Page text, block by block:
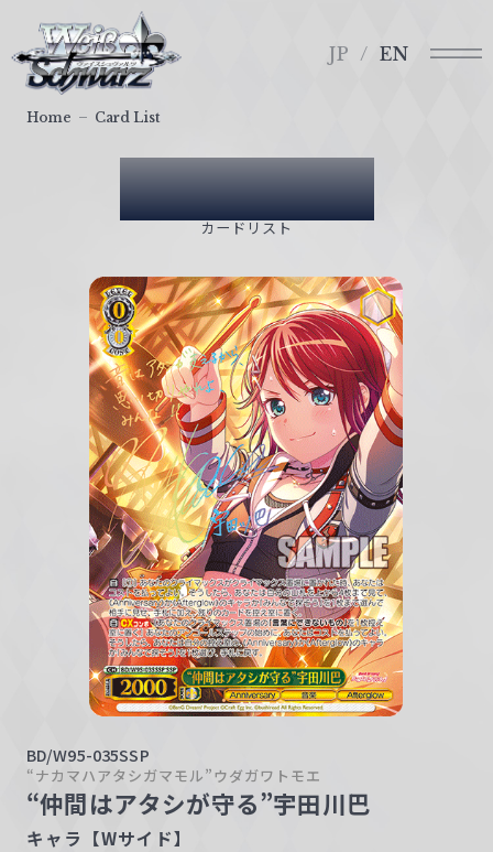
ァ
イ
JP EN
Card List
カードリスト
Home Card List
BD/W95-035SSP
“ナカマハアタシガマモル”ウダガワトモエ
“仲間はアタシが守る”宇田川巴
キャラ【Wサイド】